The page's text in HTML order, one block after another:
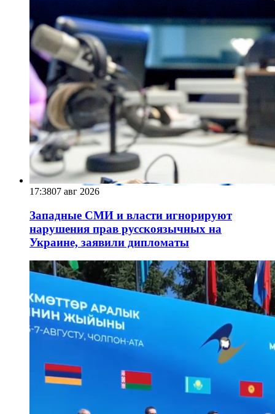
17:3807 авг 2026
Западные СМИ и власти игнорируют
нарушения прав русскоязычных на
Украине, заявили дипломаты